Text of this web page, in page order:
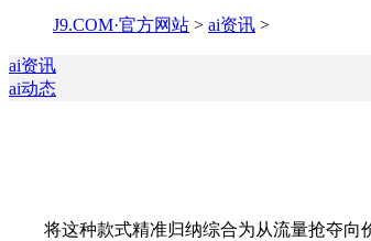
J9.COM·官方网站 > ai资讯 >
ai资讯
ai动态
将这种款式精准归纳综合为从流量抢夺向价